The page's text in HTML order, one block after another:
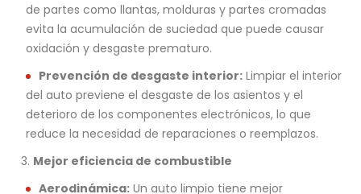
de partes como llantas, molduras y partes cromadas
evita la acumulación de suciedad que puede causar
oxidación y desgaste prematuro.
Prevención de desgaste interior: Limpiar el interior
del auto previene el desgaste de los asientos y el
deterioro de los componentes electrónicos, lo que
reduce la necesidad de reparaciones o reemplazos.
Mejor eficiencia de combustible
Aerodinámica: Un auto limpio tiene mejor